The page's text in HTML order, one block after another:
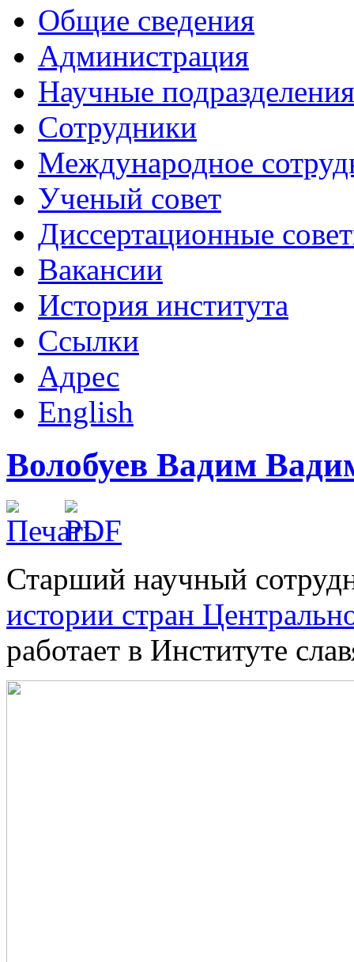
Общие сведения
Администрация
Научные подразделения
Сотрудники
Международное
Ученый совет
Диссертационные
Вакансии
История института
Ссылки
Адрес
English
Волобуев Вадим
Старший научный
истории стран
работает в Институте